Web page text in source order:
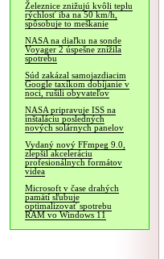
Železnice znižujú kvôli teplu
rýchlosť iba na 50 km/h,
spôsobuje to meškanie
NASA na diaľku na sonde
Voyager 2 úspešne znížila
spotrebu
Súd zakázal samojazdiacim
Google taxíkom dobíjanie v
noci, rušili obyvateľov
NASA pripravuje ISS na
inštaláciu posledných
nových solárnych panelov
Vydaný nový FFmpeg 9.0,
zlepšil akceleráciu
profesionálnych formátov
videa
Microsoft v čase drahých
pamätí sľubuje
optimalizovať spotrebu
RAM vo Windows 11